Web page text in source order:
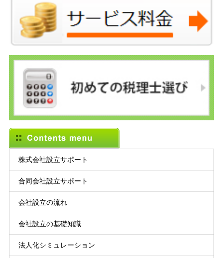
株式会社設立サポート
合同会社設立サポート
会社設立の流れ
会社設立の基礎知識
法人化シミュレーション